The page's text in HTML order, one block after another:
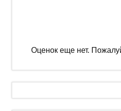
Оценок еще нет.